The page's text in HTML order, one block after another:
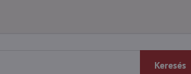
Keresés